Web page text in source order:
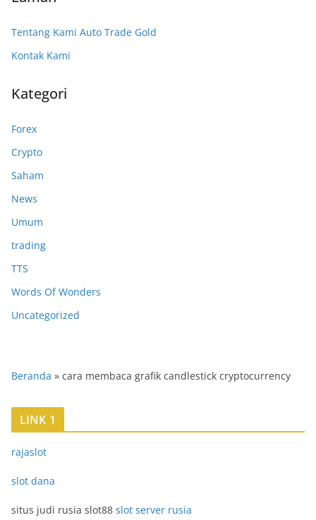
Tentang Kami Auto Trade Gold
Kontak Kami
Kategori
Forex
Crypto
Saham
News
Umum
trading
TTS
Words Of Wonders
Uncategorized
Beranda » cara membaca grafik candlestick cryptocurrency
LINK 1
rajaslot
slot dana
situs judi rusia slot88 slot server rusia